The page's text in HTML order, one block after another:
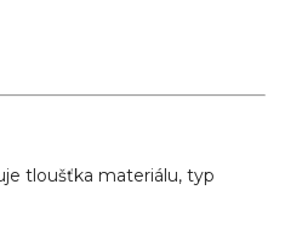
tloušťka materiálu, typ